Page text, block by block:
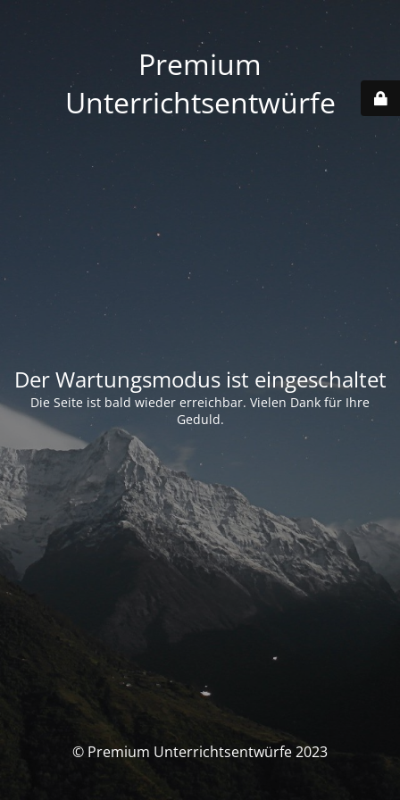
Premium
Unterrichtsentwürfe
Der Wartungsmodus ist eingeschaltet
Die Seite ist bald wieder erreichbar. Vielen Dank für Ihre
Geduld.
© Premium Unterrichtsentwürfe 2023